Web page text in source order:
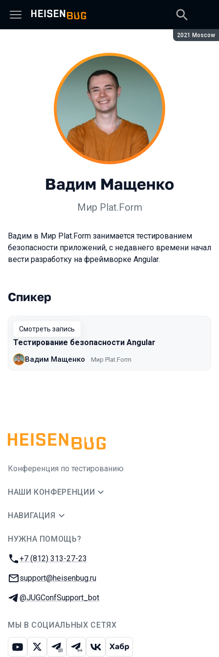
Сезон:
2021 Moscow
Вадим Мащенко
Мир Plat.Form
Вадим в Мир Plat.Form занимается тестированием
безопасности приложений, с недавнего времени начал
вести разработку на фреймворке Angular.
Выступления в сезоне 2021 Moscow
Спикер
Смотреть запись
Тестирование безопасности Angular
Вадим Мащенко Мир Plat.Form
Конференция по тестированию
НАШИ КОНФЕРЕНЦИИ
НАВИГАЦИЯ
НУЖНА ПОМОЩЬ?
Телефон:
+7 (812) 313-27-23
E-mail:
support@heisenbug.ru
Телеграм:
@JUGConfSupport_bot
МЫ В СОЦИАЛЬНЫХ СЕТЯХ
ЮтубИкс Телеграм-чат
Телеграм-канал
ВКонтакте
Хабр